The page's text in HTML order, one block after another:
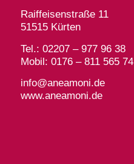
Raiffeisenstraße 11
51515 Kürten
Tel.: 02207 – 977 96 38
Mobil: 0176 – 811 565 74
info@aneamoni.de
www.aneamoni.de